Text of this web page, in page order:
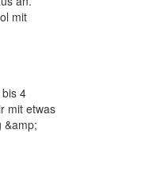
mit
4
mit etwas
&amp;